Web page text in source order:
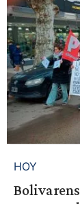
HOY